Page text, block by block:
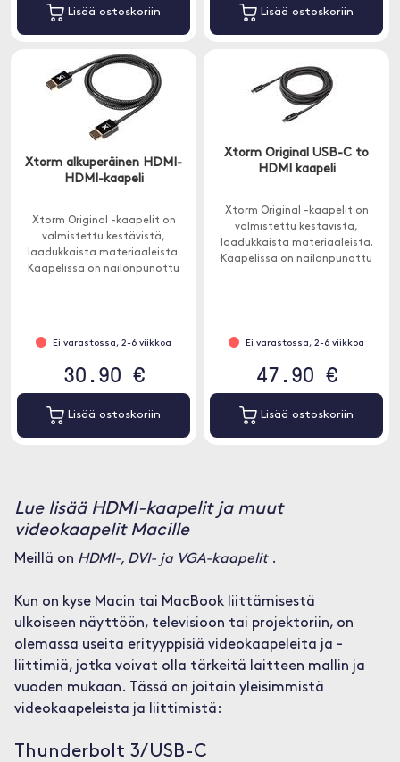
Lisää ostoskoriin Lisää ostoskoriin
Xtorm alkuperäinen HDMI-
HDMI-kaapeli
Xtorm Original -kaapelit on
valmistettu kestävistä,
laadukkaista materiaaleista.
Kaapelissa on nailonpunottu
Ei varastossa, 2-6 viikkoa
30.90 €
Lisää ostoskoriin
Xtorm Original USB-C to
HDMI kaapeli
Xtorm Original -kaapelit on
valmistettu kestävistä,
laadukkaista materiaaleista.
Kaapelissa on nailonpunottu
Ei varastossa, 2-6 viikkoa
47.90 €
Lisää ostoskoriin
Lue lisää HDMI-kaapelit ja muut
videokaapelit Macille
Meillä on HDMI-, DVI- ja VGA-kaapelit.
Kun on kyse Macin tai MacBook liittämisestä
ulkoiseen näyttöön, televisioon tai projektoriin, on
olemassa useita erityyppisiä videokaapeleita ja -
liittimiä, jotka voivat olla tärkeitä laitteen mallin ja
vuoden mukaan. Tässä on joitain yleisimmistä
videokaapeleista ja liittimistä:
Thunderbolt 3/USB-C